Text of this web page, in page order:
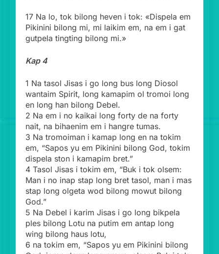
17 Na lo, tok bilong heven i tok: «Dispela em
Pikinini bilong mi, mi laikim em, na em i gat
gutpela tingting bilong mi.»
Kap 4
1 Na tasol Jisas i go long bus long Diosol
wantaim Spirit, long kamapim ol tromoi long
en long han bilong Debel.
2 Na em i no kaikai long forty de na forty
nait, na bihaenim em i hangre tumas.
3 Na tromoiman i kamap long en na tokim
em, “Sapos yu em Pikinini bilong God, tokim
dispela ston i kamapim bret.”
4 Tasol Jisas i tokim em, “Buk i tok olsem:
Man i no inap stap long bret tasol, man i mas
stap long olgeta wod bilong mowut bilong
God.”
5 Na Debel i karim Jisas i go long bikpela
ples bilong Lotu na putim em antap long
wing bilong haus lotu,
6 na tokim em, “Sapos yu em Pikinini bilong